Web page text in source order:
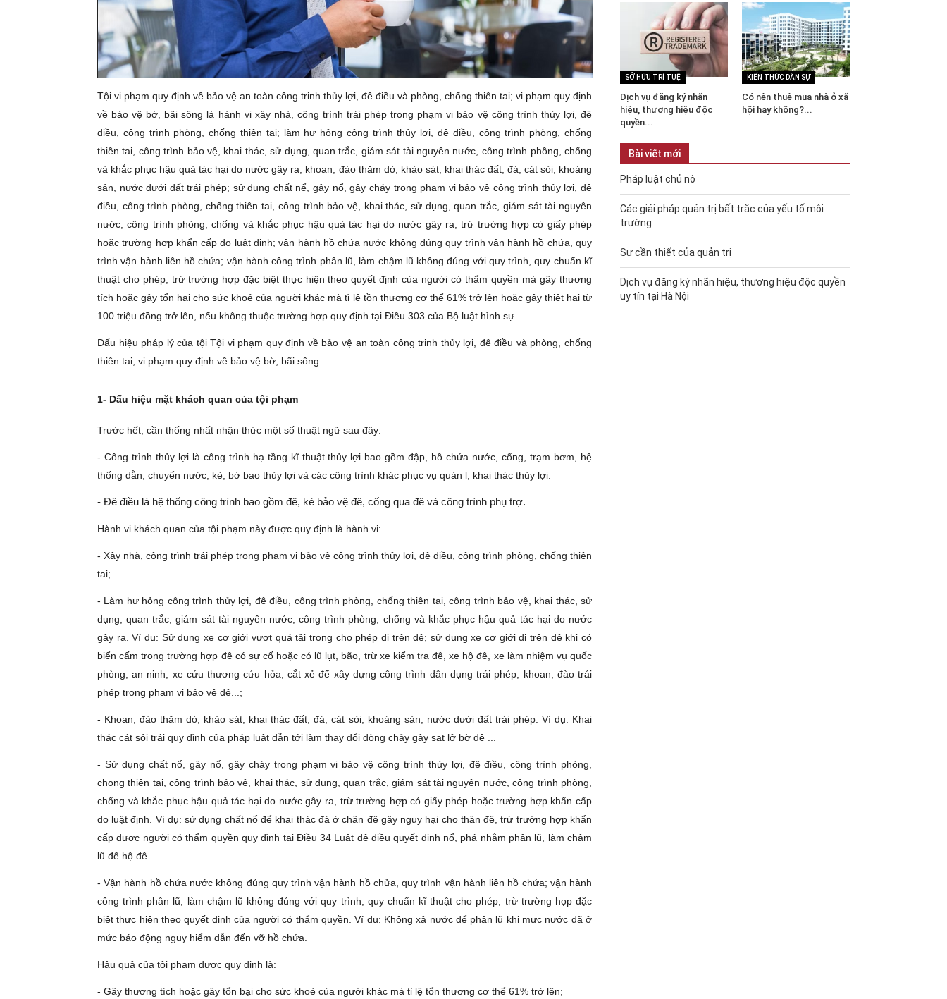
Tội vi phạm quy định về bảo vệ an toàn công trinh thủy lợi, đê điều và phòng, chống thiên tai; vi phạm quy định
về bảo vệ bờ, bãi sông là hành vi xây nhà, công trình trái phép trong phạm vi bảo vệ công trình thủy lợi, đê
điều, công trình phòng, chống thiên tai; làm hư hỏng công trình thủy lợi, đê điều, công trình phòng, chống
thiền tai, công trình bảo vệ, khai thác, sử dụng, quan trắc, giám sát tài nguyên nước, công trình phồng, chống
và khắc phục hậu quả tác hại do nước gây ra; khoan, đào thăm dò, khảo sát, khai thác đất, đá, cát sỏi, khoáng
sản, nước dưới đất trái phép; sử dụng chất nể, gây nổ, gây cháy trong phạm vi bảo vệ công trình thủy lợi, đê
điều, công trình phòng, chống thiên tai, công trình bảo vệ, khai thác, sử dụng, quan trắc, giám sát tài nguyên
nước, công trình phòng, chống và khắc phục hậu quả tác hại do nước gây ra, trừ trường hợp có giấy phép
hoặc trường hợp khẩn cấp do luật định; vận hành hồ chứa nước không đúng quy trình vận hành hồ chứa, quy
trình vận hành liên hồ chứa; vận hành công trình phân lũ, làm chậm lũ không đúng với quy trình, quy chuẩn kĩ
thuật cho phép, trừ trường hợp đặc biệt thực hiện theo quyết định của người có thẩm quyền mà gây thương
tích hoặc gây tổn hại cho sức khoẻ của người khác mà tỉ lệ tồn thương cơ thể 61% trở lên hoặc gây thiệt hại từ
100 triệu đồng trở lên, nếu không thuộc trường hợp quy định tại Điều 303 của Bộ luật hình sự.
Dấu hiệu pháp lý của tội Tội vi phạm quy định về bảo vệ an toàn công trinh thủy lợi, đê điều và phòng, chống
thiên tai; vi phạm quy định về bảo vệ bờ, bãi sông
1- Dấu hiệu mặt khách quan của tội phạm
Trước hết, cần thống nhất nhận thức một số thuật ngữ sau đây:
- Công trình thủy lợi là công trình hạ tầng kĩ thuật thủy lợi bao gồm đập, hồ chứa nước, cổng, trạm bơm, hệ
thống dẫn, chuyển nước, kè, bờ bao thủy lợi và các công trình khác phục vụ quản l, khai thác thủy lợi.
- Đê điều là hệ thống công trình bao gồm đê, kè bảo vệ đê, cống qua đê và công trình phụ trợ.
Hành vi khách quan của tội phạm này được quy định là hành vi:
- Xây nhà, công trình trái phép trong phạm vi bảo vệ công trình thủy lợi, đê điều, công trình phòng, chống thiên
tai;
- Làm hư hỏng công trình thủy lợi, đê điều, công trình phòng, chống thiên tai, công trình bảo vệ, khai thác, sử
dụng, quan trắc, giám sát tài nguyên nước, công trình phòng, chống và khắc phục hậu quả tác hại do nước
gây ra. Ví dụ: Sử dụng xe cơ giới vượt quá tải trọng cho phép đi trên đê; sử dụng xe cơ giới đi trên đê khi có
biển cấm trong trường hợp đê có sự cố hoặc có lũ lụt, bão, trừ xe kiểm tra đê, xe hộ đê, xe làm nhiệm vụ quốc
phòng, an ninh, xe cứu thương cứu hỏa, cắt xẻ để xây dựng công trình dân dụng trái phép; khoan, đào trái
phép trong phạm vi bảo vệ đê...;
- Khoan, đào thăm dò, khảo sát, khai thác đất, đá, cát sỏi, khoáng sản, nước dưới đất trái phép. Ví dụ: Khai
thác cát sỏi trái quy đỉnh của pháp luật dẫn tới làm thay đổi dòng chảy gây sạt lở bờ đê ...
- Sử dụng chất nổ, gây nổ, gây cháy trong phạm vi bảo vệ công trình thủy lợi, đê điều, công trình phòng,
chong thiên tai, công trình bảo vệ, khai thác, sử dụng, quan trắc, giám sát tài nguyên nước, công trình phòng,
chổng và khắc phục hậu quả tác hại do nước gây ra, trừ trường hợp có giấy phép hoặc trường hợp khẩn cấp
do luật định. Ví dụ: sử dụng chất nổ để khai thác đá ở chân đê gây nguy hại cho thân đê, trừ trường hợp khẩn
cấp được người có thẩm quyền quy đỉnh tại Điều 34 Luật đê điều quyết định nổ, phá nhằm phân lũ, làm chậm
lũ để hộ đê.
- Vận hành hồ chứa nước không đúng quy trình vận hành hồ chửa, quy trình vận hành liên hồ chứa; vận hành
công trình phân lũ, làm chậm lũ không đúng với quy trình, quy chuẩn kĩ thuật cho phép, trừ trường họp đặc
biệt thực hiện theo quyết định của người có thẩm quyền. Ví dụ: Không xả nước để phân lũ khi mực nước đã ở
mức báo động nguy hiểm dẫn đến vỡ hồ chứa.
Hậu quả của tội phạm được quy định là:
- Gây thương tích hoặc gây tổn bại cho sức khoẻ của người khác mà tỉ lệ tổn thương cơ thể 61% trở lên;
SỞ HỮU TRÍ TUỆ
Dịch vụ đăng ký nhãn
hiệu, thương hiệu độc
quyền...
KIẾN THỨC DÂN SỰ
Có nên thuê mua nhà ở xã
hội hay không?...
Bài viết mới
Pháp luật chủ nô
Các giải pháp quản trị bất trắc của yếu tố môi
trường
Sự cần thiết của quản trị
Dịch vụ đăng ký nhãn hiệu, thương hiệu độc quyền
uy tín tại Hà Nội